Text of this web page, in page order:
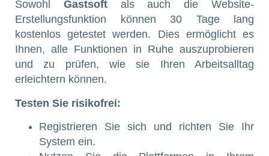
Sowohl Gastsoftals auch die Website-
Erstellungsfunktion können 30 Tage lang
kostenlos getestet werden. Dies ermöglicht es
Ihnen, alle Funktionen in Ruhe auszuprobieren
und zu prüfen, wie sie Ihren Arbeitsalltag
erleichtern können.
Testen Sie risikofrei:
Registrieren Sie sich und richten Sie Ihr
System ein.